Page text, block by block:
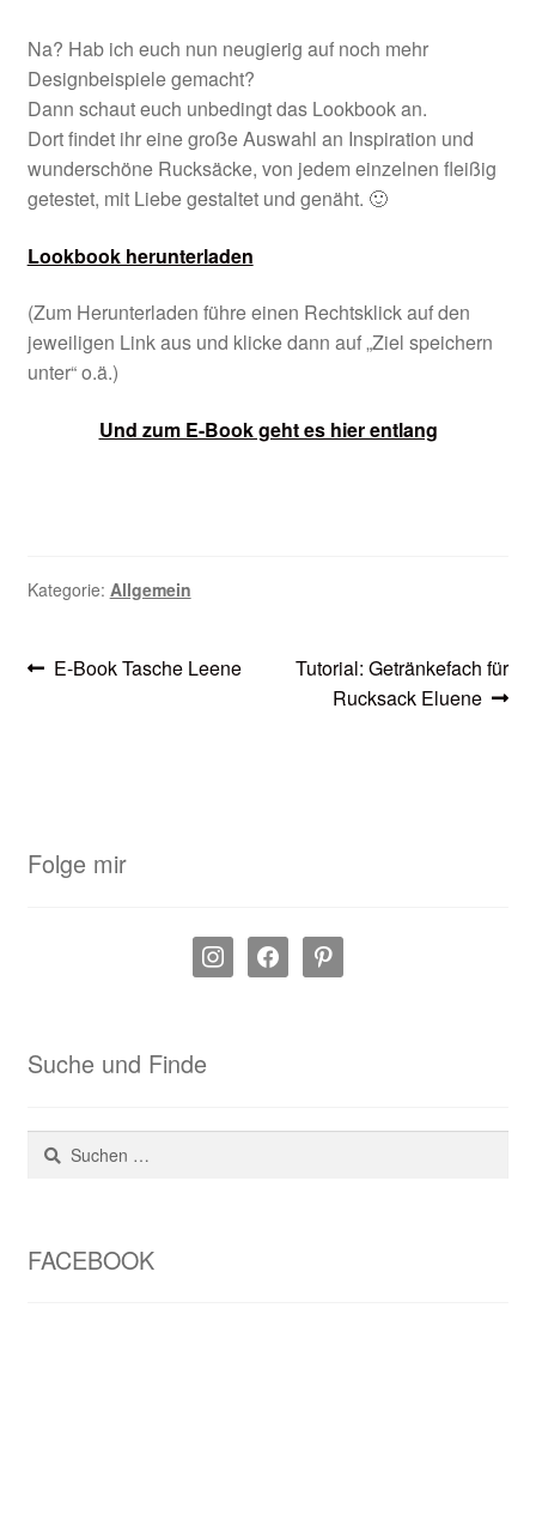
Na? Hab ich euch nun neugierig auf noch mehr
Designbeispiele gemacht?
Dann schaut euch unbedingt das Lookbook an.
Dort findet ihr eine große Auswahl an Inspiration und
wunderschöne Rucksäcke, von jedem einzelnen fleißig
getestet, mit Liebe gestaltet und genäht. 🙂
Lookbook herunterladen
(Zum Herunterladen führe einen Rechtsklick auf den
jeweiligen Link aus und klicke dann auf „Ziel speichern
unter“ o.ä.)
Und zum E-Book geht es hier entlang
Kategorie: Allgemein
Beitragsnavigation
Vorheriger
E-Book Tasche Leene
Nächster
Beitrag:
Tutorial: Getränkefach für
Rucksack Eluene
Folge mir
instagramfacebookpinterest
Suche und Finde
Suchen
nach:
FACEBOOK